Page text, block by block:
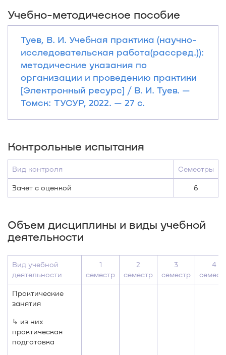
Учебно-методическое пособие
Туев, В. И. Учебная практика (научно-
исследовательская работа(рассред.)):
методические указания по
организации и проведению практики
[Электронный ресурс] / В. И. Туев. —
Томск: ТУСУР, 2022. — 27 с.
Контрольные испытания
Вид контроля Семестры
Зачет с оценкой 6
Объем дисциплины и виды учебной
деятельности
Вид учебной
деятельности
1
семестр
2
семестр
3
семестр
4
Практические
занятия
↳ из них
практическая
подготовка